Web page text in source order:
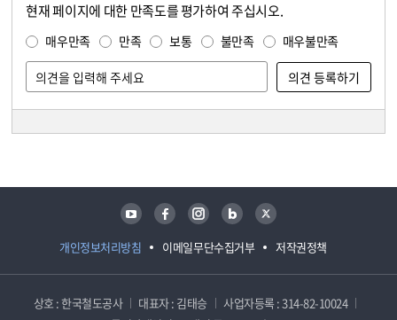
현재 페이지에 대한 만족도를 평가하여 주십시오.
매우만족 만족 보통 불만족 매우불만족
개인정보처리방침 이메일무단수집거부 저작권정책
유튜브 페이스북 인스타그램 블로그 트위터
상호 : 한국철도공사 대표자 : 김태승
사업자등록 : 314-82-10024